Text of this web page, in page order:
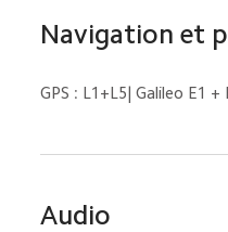
Navigation et
GPS : L1+L5| Galileo E1
Audio